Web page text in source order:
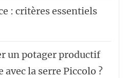
: critères essentiels
un potager productif
avec la serre Piccolo ?